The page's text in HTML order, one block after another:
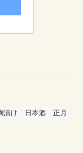
漬け 日本酒
正月